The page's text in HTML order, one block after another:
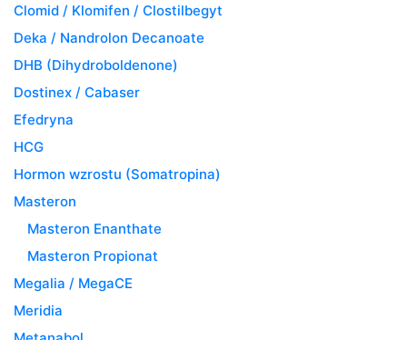
Clomid / Klomifen / Clostilbegyt
Deka / Nandrolon Decanoate
DHB (Dihydroboldenone)
Dostinex / Cabaser
Efedryna
HCG
Hormon wzrostu (Somatropina)
Masteron
Masteron Enanthate
Masteron Propionat
Megalia / MegaCE
Meridia